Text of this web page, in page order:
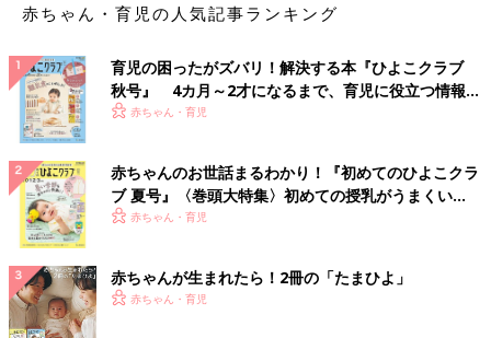
赤ちゃん・育児の人気記事ランキング
育児の困ったがズバリ！解決する本『ひよこクラブ
秋号』 4カ月～2才になるまで、育児に役立つ情報が
いっぱい！
赤ちゃん・育児
赤ちゃんのお世話まるわかり！『初めてのひよこクラ
ブ 夏号』〈巻頭大特集〉初めての授乳がうまくい
く！ おっぱい・ミルクの基本と夏のトラブル 解決テ
赤ちゃん・育児
赤ちゃんが生まれたら！2冊の「たまひよ」
赤ちゃん・育児